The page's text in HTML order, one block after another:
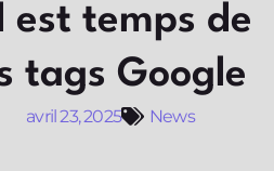
est temps de
tags Google
avril 23, 2025 News